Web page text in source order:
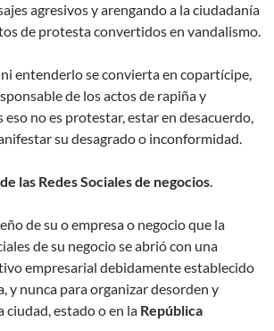
agresivos y arengando a la ciudadanía
de protesta convertidos en vandalismo.
entenderlo se convierta en copartícipe,
de los actos de rapiña y
no es protestar, estar en desacuerdo,
su desagrado o inconformidad.
las Redes Sociales de negocios.
de su o empresa o negocio que la
de su negocio se abrió con una
empresarial debidamente establecido
y nunca para organizar desorden y
ciudad, estado o en la República